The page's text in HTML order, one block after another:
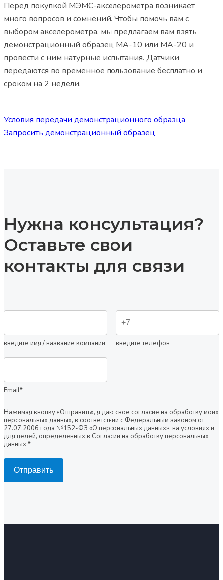
Перед покупкой МЭМС-акселерометра возникает
много вопросов и сомнений. Чтобы помочь вам с
выбором акселерометра, мы предлагаем вам взять
демонстрационный образец МА-10 или МА-20 и
провести с ним натурные испытания. Датчики
передаются во временное пользование бесплатно и
сроком на 2 недели.
Условия передачи демонстрационного образца
Запросить демонстрационный образец
Нужна консультация?
Оставьте свои
контакты для связи
введите имя / название компании введите телефон
Email*
Нажимая кнопку «Отправить», я даю свое согласие на обработку моих
персональных данных, в соответствии с Федеральным законом от
27.07.2006 года №152-ФЗ «О персональных данных», на условиях и
для целей, определенных в Согласии на обработку персональных
данных *
Отправить